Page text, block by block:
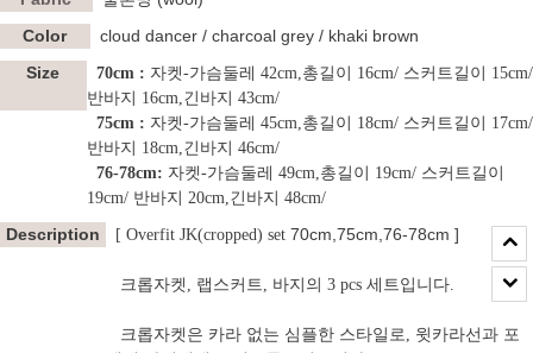
Color
cloud dancer / charcoal grey / khaki brown
Size
70cm : 자켓-가슴둘레 42cm,총길이 16cm/ 스커트길이 15cm/
반바지 16cm,긴바지 43cm/
75cm : 자켓-가슴둘레 45cm,총길이 18cm/ 스커트길이 17cm/
반바지 18cm,긴바지 46cm/
76-78cm: 자켓-가슴둘레 49cm,총길이 19cm/ 스커트길이
19cm/ 반바지 20cm,긴바지 48cm/
Description [ Overfit JK(cropped) set 70cm,75cm,76-78cm ]
크롭자켓, 랩스커트, 바지의 3 pcs 세트입니다.
크롭자켓은 카라 없는 심플한 스타일로, 윗카라선과 포